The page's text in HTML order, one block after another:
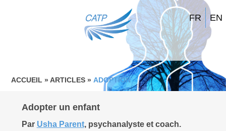
EN
FR
ACCUEIL »ARTICLES» ADOPTION
Adopter un enfant
Par Usha Parent, psychanalyste et coach.